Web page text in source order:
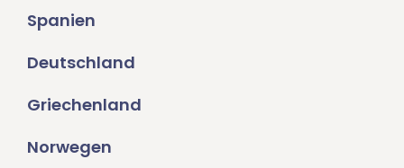
Spanien
Deutschland
Griechenland
Norwegen